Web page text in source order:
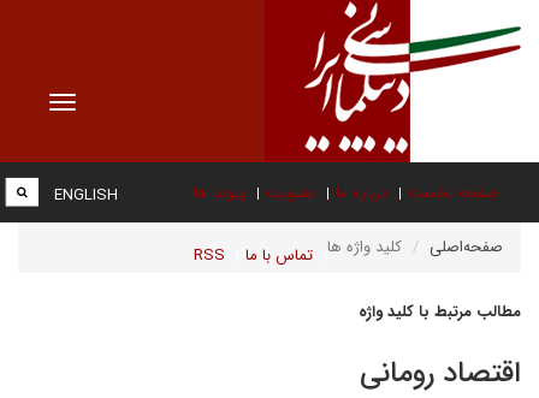
Toggle
صفحه نخست درباره ما عضویت پیوند ها
تماس با ما RSS
ENGLISH
صفحه‌اصلی کلید واژه ها
مطالب مرتبط با کلید واژه
اقتصاد رومانی